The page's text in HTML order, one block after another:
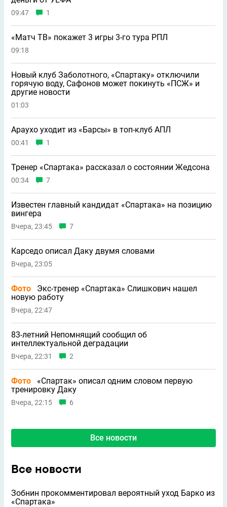
09:47 1
«Матч ТВ» покажет 3 игры 3-го тура РПЛ
09:18
Новый клуб Заболотного, «Спартаку» отключили
горячую воду, Сафонов может покинуть «ПСЖ» и
другие новости
01:03
Араухо уходит из «Барсы» в топ-клуб АПЛ
00:41 1
Тренер «Спартака» рассказал о состоянии Жедсона
00:34 7
Известен главный кандидат «Спартака» на позицию
вингера
Вчера, 23:45 7
Карседо описал Даку двумя словами
Вчера, 23:05
Фото
Экс-тренер «Спартака» Слишкович нашел
новую работу
Вчера, 22:47
83-летний Непомнящий сообщил об
интеллектуальной деградации
Вчера, 22:31 2
Фото
«Спартак» описал одним словом первую
тренировку Даку
Вчера, 22:15 6
Все новости
Все новости
Зобнин прокомментировал вероятный уход Барко из
«Спартака»